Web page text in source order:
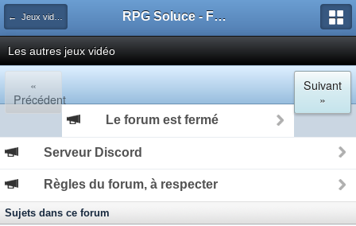
← Jeux vidéos RPG Soluce - Forum
Les autres jeux vidéo
«
Précédent
Suivant
»
Le forum est fermé
Serveur Discord
Règles du forum, à respecter
Sujets dans ce forum